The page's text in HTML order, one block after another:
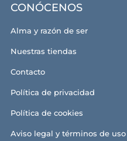
CONÓCENOS
Alma y razón de ser
Nuestras tiendas
Contacto
Política de privacidad
Política de cookies
Aviso legal y términos de uso